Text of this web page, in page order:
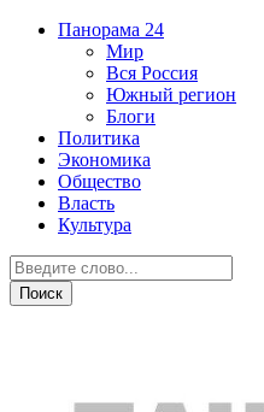
Панорама 24
Мир
Вся Россия
Южный регион
Блоги
Политика
Экономика
Общество
Власть
Культура